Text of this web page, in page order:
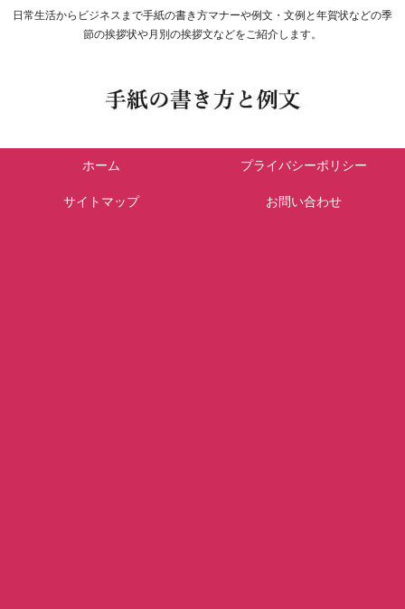
日常生活からビジネスまで手紙の書き方マナーや例文・文例と年賀状などの季
節の挨拶状や月別の挨拶文などをご紹介します。
ホーム プライバシーポリシー
サイトマップ お問い合わせ